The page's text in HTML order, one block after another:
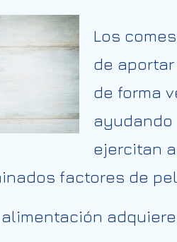
Los
de
de forma
ayudando
ejercitan
factores de